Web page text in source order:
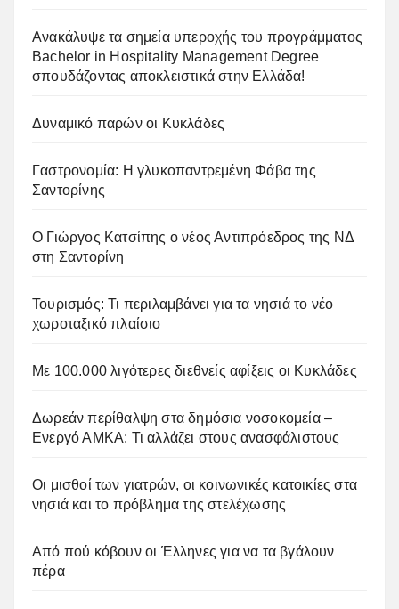
Ανακάλυψε τα σημεία υπεροχής του προγράμματος
Bachelor in Hospitality Management Degree
σπουδάζοντας αποκλειστικά στην Ελλάδα!
Δυναμικό παρών οι Κυκλάδες
Γαστρονομία: Η γλυκοπαντρεμένη Φάβα της
Σαντορίνης
Ο Γιώργος Κατσίπης ο νέος Αντιπρόεδρος της ΝΔ
στη Σαντορίνη
Τουρισμός: Τι περιλαμβάνει για τα νησιά το νέο
χωροταξικό πλαίσιο
Με 100.000 λιγότερες διεθνείς αφίξεις οι Κυκλάδες
Δωρεάν περίθαλψη στα δημόσια νοσοκομεία –
Ενεργό ΑΜΚΑ: Τι αλλάζει στους ανασφάλιστους
Οι μισθοί των γιατρών, οι κοινωνικές κατοικίες στα
νησιά και το πρόβλημα της στελέχωσης
Από πού κόβουν οι Έλληνες για να τα βγάλουν
πέρα